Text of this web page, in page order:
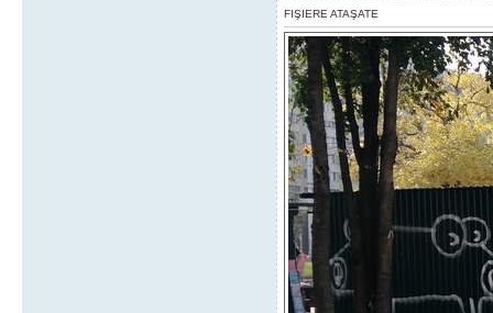
FIŞIERE ATAŞATE